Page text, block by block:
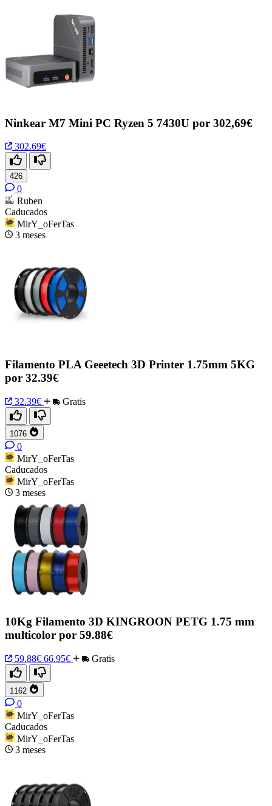
Ninkear M7 Mini PC Ryzen 5 7430U por 302,69€
302.69€
426
0
Ruben
Caducados
MirY_oFerTas
3 meses
Filamento PLA Geeetech 3D Printer 1.75mm 5KG
por 32.39€
32.39€ Gratis
1076
0
MirY_oFerTas
Caducados
MirY_oFerTas
3 meses
10Kg Filamento 3D KINGROON PETG 1.75 mm
multicolor por 59.88€
59.88€ 66.95€ Gratis
1162
0
MirY_oFerTas
Caducados
MirY_oFerTas
3 meses